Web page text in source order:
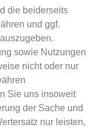
die beiderseits
und ggf.
sowie Nutzungen
nicht oder nur
Sie uns insoweit
der Sache und
nur leisten,